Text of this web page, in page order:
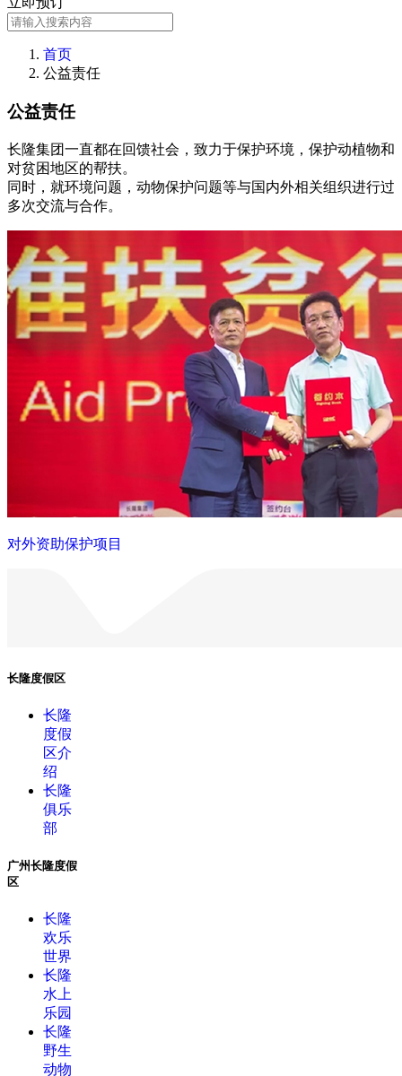
首页
公益责任
公益责任
长隆集团一直都在回馈社会，致力于保护环境，保护动植物和
对贫困地区的帮扶。
同时，就环境问题，动物保护问题等与国内外相关组织进行过
多次交流与合作。
对外资助保护项目
长隆度假区
长隆
度假
区介
绍
长隆
俱乐
部
广州长隆度假
区
长隆
欢乐
世界
长隆
水上
乐园
长隆
野生
动物